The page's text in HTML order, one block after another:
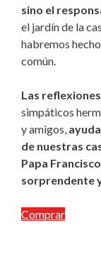
sino el
el jardín de la
habremos
común.
Las
simpáticos
y amigos,
de nuestras
Papa
sorprendente
Comprar